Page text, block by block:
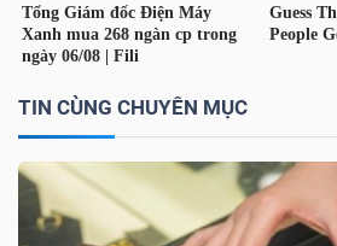
TIN CÙNG CHUYÊN MỤC
XUẤT
DỮ
Ngành
(-)